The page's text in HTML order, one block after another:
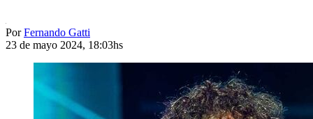
PorFernando Gatti
23 de mayo 2024, 18:03hs